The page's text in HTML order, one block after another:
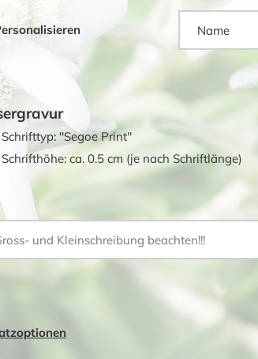
Schrifttyp: "Segoe Print"
Schrifthöhe: ca. 0.5 cm (je nach Schriftlänge)